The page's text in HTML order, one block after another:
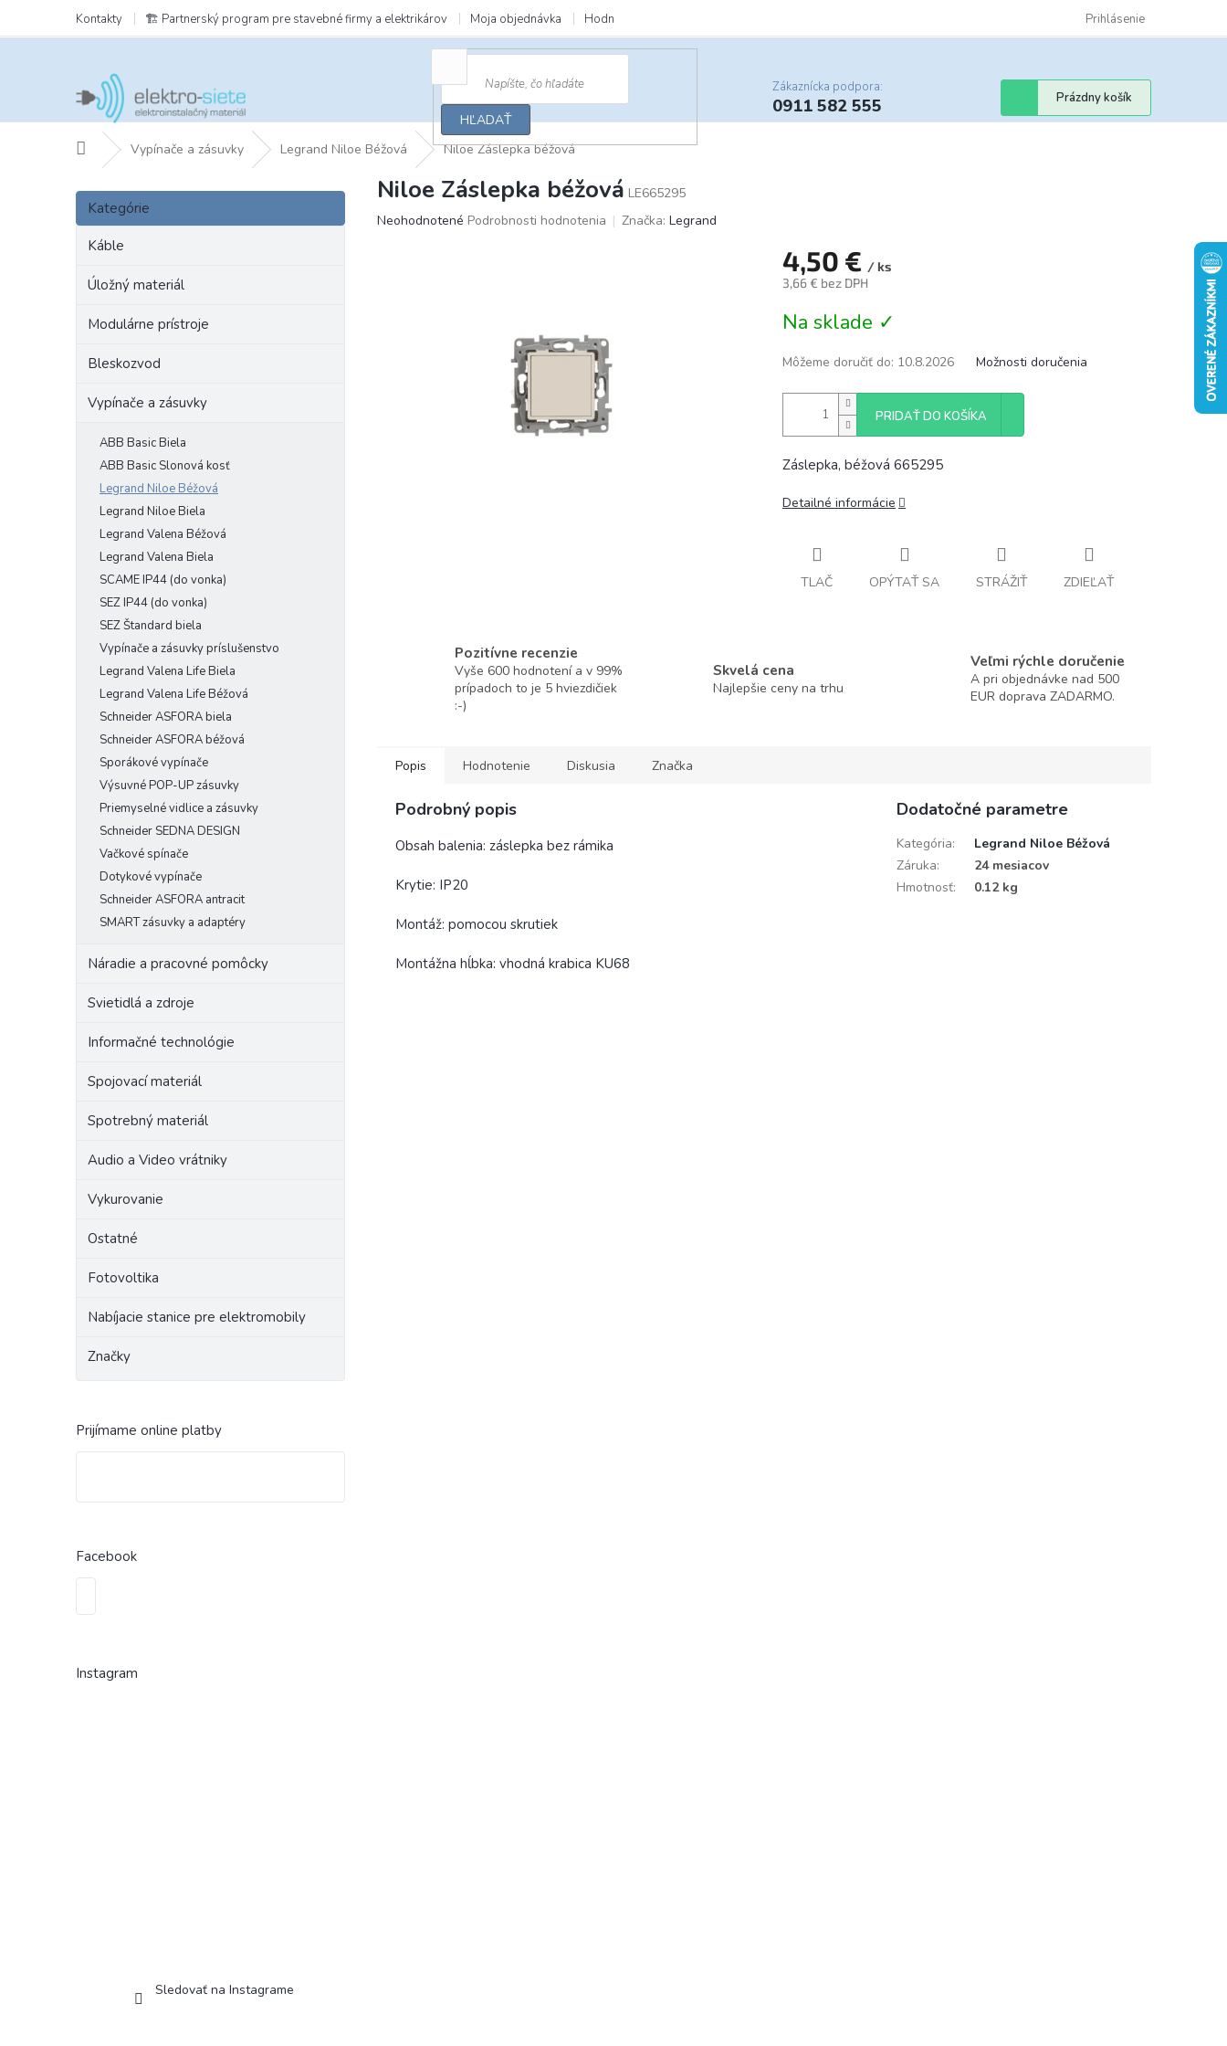
obsah
Kontakty 🏗️ Partnerský program pre stavebné firmy a elektrikárov Moja objednávka Hodnotenie obchodu Obchodné podmienky
Prihlásenie
HĽADAŤ
Zákaznícka podpora:
0911 582 555
Nákupný
košík
Prázdny košík
DomovVypínače a zásuvky Legrand Niloe Béžová Niloe Záslepka béžová
B
č
Preskočiť
kategórie
Kategórie
Káble
Úložný materiál
Modulárne prístroje
Bleskozvod
Vypínače a zásuvky
ABB Basic Biela
ABB Basic Slonová kosť
Legrand Niloe Béžová
Legrand Niloe Biela
Legrand Valena Béžová
Legrand Valena Biela
SCAME IP44 (do vonka)
SEZ IP44 (do vonka)
SEZ Štandard biela
Vypínače a zásuvky príslušenstvo
Legrand Valena Life Biela
Legrand Valena Life Béžová
Schneider ASFORA biela
Schneider ASFORA béžová
Sporákové vypínače
Výsuvné POP-UP zásuvky
Priemyselné vidlice a zásuvky
Schneider SEDNA DESIGN
Vačkové spínače
Dotykové vypínače
Schneider ASFORA antracit
SMART zásuvky a adaptéry
Náradie a pracovné pomôcky
Svietidlá a zdroje
Informačné technológie
Spojovací materiál
Spotrebný materiál
Audio a Video vrátniky
Vykurovanie
Ostatné
Fotovoltika
Nabíjacie stanice pre elektromobily
Značky
Prijímame online platby
Facebook
Instagram
Sledovať na Instagrame
Niloe Záslepka béžová LE665295
Priemerné
Neohodnotené Podrobnosti hodnotenia Značka: Legrand
4,50 € / ks
3,66 € bez DPH
cena:
Na sklade ✓
Môžeme doručiť do: 10.8.2026 Možnosti doručenia
PRIDAŤ DO KOŠÍKA
Záslepka, béžová 665295
Detailné informácie
TLAČ OPÝTAŤ SA STRÁŽIŤ ZDIEĽAŤ
Pozitívne recenzie
Vyše 600 hodnotení a v 99%
prípadoch to je 5 hviezdičiek
:-)
Skvelá cena
Najlepšie ceny na trhu
Veľmi rýchle doručenie
A pri objednávke nad 500
EUR doprava ZADARMO.
Popis Hodnotenie Diskusia Značka
Podrobný popis
Obsah balenia: záslepka bez rámika
Krytie: IP20
Montáž: pomocou skrutiek
Montážna hĺbka: vhodná krabica KU68
Dodatočné parametre
Kategória:
Legrand Niloe Béžová
Záruka:
24 mesiacov
Hmotnosť: 0.12 kg